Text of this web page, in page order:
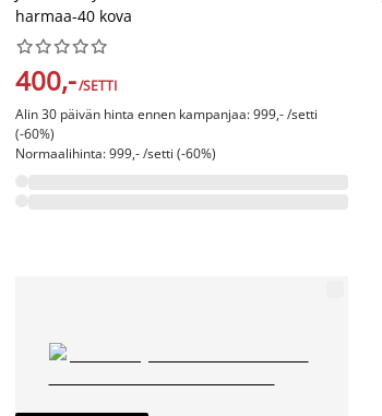
harmaa-40 kova






400,-/SETTI
Alin 30 päivän hinta ennen kampanjaa: 999,- /setti
(-60%)
Normaalihinta: 999,- /setti (-60%)